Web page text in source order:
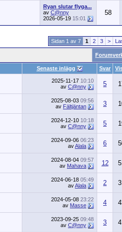
Ryan slutar flyga...
av C@nny
2026-05-19 15:01
58
Sidan 1 av 7 1 2 3 >
Senaste inlägg Svar
2025-11-17 10:10
av C@nny 5
2025-08-03 09:56
av Fältjäntan 3
2024-12-10 10:18
av C@nny 5
2024-09-06 06:23
avAlala 6
2024-08-04 09:57
av Mahava 12
2024-06-18 05:49
avAlala 2
2024-05-08 23:22
av Masse 4
2023-09-25 09:48
av C@nny 3